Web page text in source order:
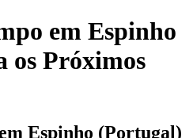
em Espinho
os Próximos
Espinho (Portugal)